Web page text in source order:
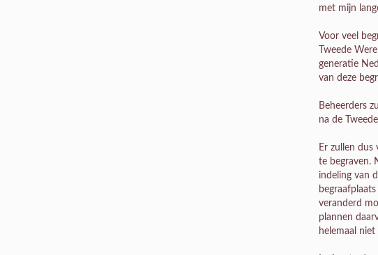
met mijn
Voor veel
Tweede
generatie
van deze
Beheerders
na de
Er zullen dus
te begraven.
indeling van
veranderd
plannen
helemaal